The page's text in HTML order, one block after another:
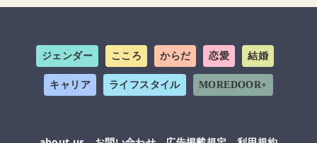
ジェンダー こころ からだ 恋愛 結婚
キャリア ライフスタイル MOREDOOR+